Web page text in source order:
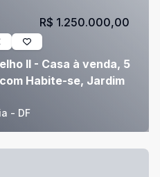
II - Casa à venda, 5
Habite-se, Jardim
- DF
R$ 1.250.000,00